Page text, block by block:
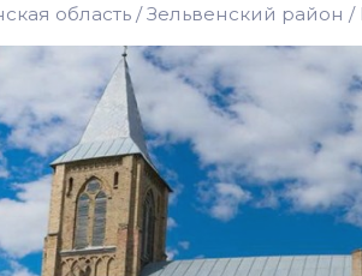
область Зельвенский район